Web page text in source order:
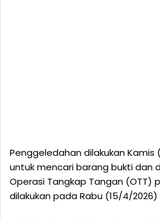
Penggeledahan dilakukan Kamis
untuk mencari barang bukti dan
Operasi Tangkap Tangan (OTT)
dilakukan pada Rabu (15/4/